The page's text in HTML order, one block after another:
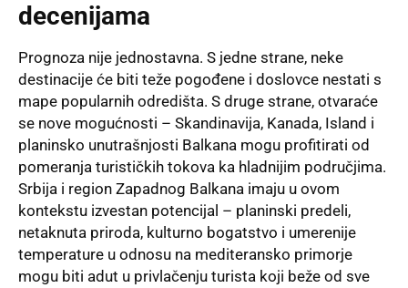
decenijama
Prognoza nije jednostavna. S jedne strane, neke
destinacije će biti teže pogođene i doslovce nestati s
mape popularnih odredišta. S druge strane, otvaraće
se nove mogućnosti – Skandinavija, Kanada, Island i
planinsko unutrašnjosti Balkana mogu profitirati od
pomeranja turističkih tokova ka hladnijim područjima.
Srbija i region Zapadnog Balkana imaju u ovom
kontekstu izvestan potencijal – planinski predeli,
netaknuta priroda, kulturno bogatstvo i umerenije
temperature u odnosu na mediteransko primorje
mogu biti adut u privlačenju turista koji beže od sve